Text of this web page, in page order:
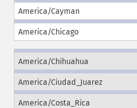
America/Cayman
America/Chicago
America/Chihuahua
America/Ciudad_Juarez
America/Costa_Rica